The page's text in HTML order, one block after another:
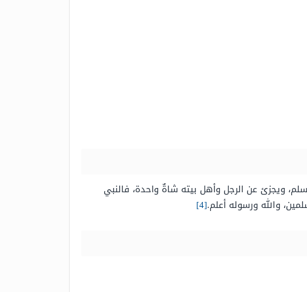
ويجزئ عن الرجل وأهل بيته شاةٌ واحدة، فالنبي
والله ورسوله أعلم.[4]